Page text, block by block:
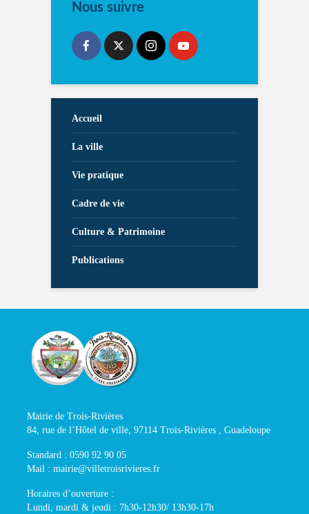
Nous suivre
Accueil
La ville
Vie pratique
Cadre de vie
Culture & Patrimoine
Publications
Mairie de Trois-Rivières
84, rue de l’Hôtel de ville, 97114 Trois-Rivières , Guadeloupe
Standard : 0590 92 90 05
Mail : mairie@villetroisrivieres.fr
Horaires d’ouverture :
Lundi, mardi & jeudi : 7h30-12h30/ 13h30-17h